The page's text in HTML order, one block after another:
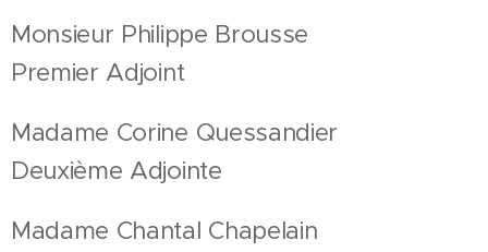
Monsieur Philippe Brousse
Premier Adjoint
Madame Corine Quessandier
Deuxième Adjointe
Madame Chantal Chapelain